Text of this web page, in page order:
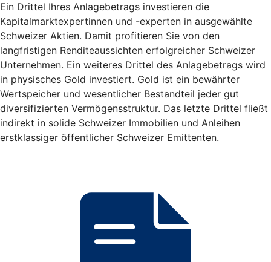
Ein Drittel Ihres Anlagebetrags investieren die
Kapitalmarktexpertinnen und -experten in ausgewählte
Schweizer Aktien. Damit profitieren Sie von den
langfristigen Renditeaussichten erfolgreicher Schweizer
Unternehmen. Ein weiteres Drittel des Anlagebetrags wird
in physisches Gold investiert. Gold ist ein bewährter
Wertspeicher und wesentlicher Bestandteil jeder gut
diversifizierten Vermögensstruktur. Das letzte Drittel fließt
indirekt in solide Schweizer Immobilien und Anleihen
erstklassiger öffentlicher Schweizer Emittenten.